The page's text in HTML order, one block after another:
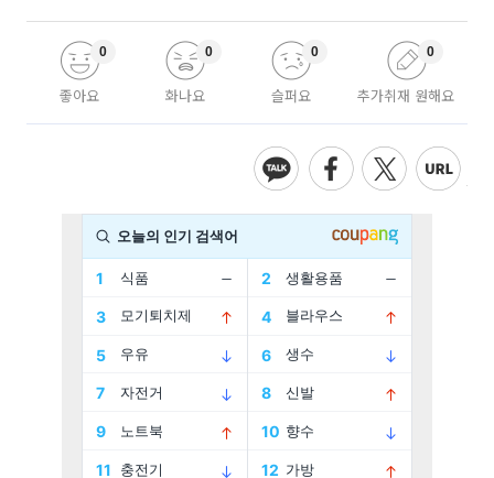
좋아요
0
화나요
0
슬퍼요
0
추가취재 원해요
0